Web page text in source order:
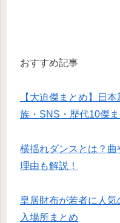
おすすめ記事
【大迫傑まとめ】日
族・SNS・歴代10傑
横揺れダンスとは？
理由も解説！
皇居財布が若者に人
入場所まとめ